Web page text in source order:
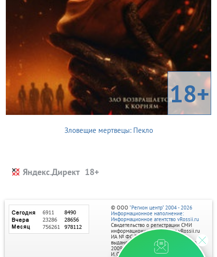
18+
Зловещие мертвецы: Пекло
Яндекс.Директ
© ООО "Регион центр" 2004 - 2026
Информационное наполнение:
Информационное агентство vRossii.ru
Свидетельство о регистрации СМИ
информационного агентства vRossii.ru
ИА № ФС 77‑35502
выдано РОСКОМНАДЗОРом 04 марта
2009г.
И. О. Главного редактора Нарыков А. Н.